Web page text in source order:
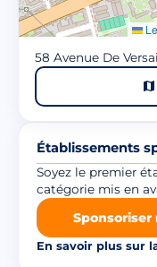
58 Avenue De
Établissements
Soyez le premier
catégorie mis en
En savoir plus sur